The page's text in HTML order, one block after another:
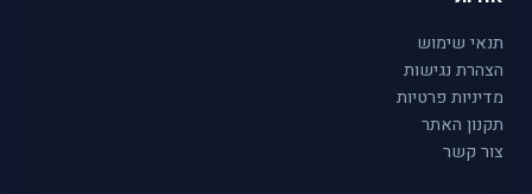
תנאי שימוש
הצהרת נגישות
מדיניות פרטיות
תקנון האתר
צור קשר